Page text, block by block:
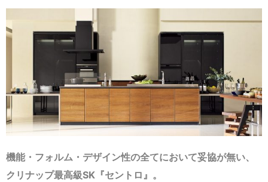
機能・フォルム・デザイン性の全てにおいて妥協が無い、
クリナップ最高級SK『セントロ』。